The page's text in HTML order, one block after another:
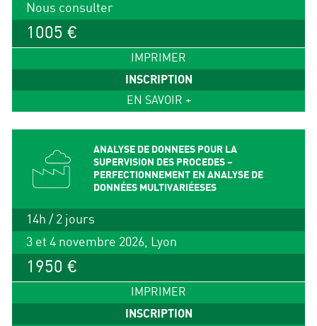
Nous consulter
1005 €
IMPRIMER
INSCRIPTION
EN SAVOIR +
ANALYSE DE DONNEES POUR LA
SUPERVISION DES PROCEDES –
PERFECTIONNEMENT EN ANALYSE DE
DONNÉES MULTIVARIÉESES
14h / 2 jours
3 et 4 novembre 2026, Lyon
1950 €
IMPRIMER
INSCRIPTION